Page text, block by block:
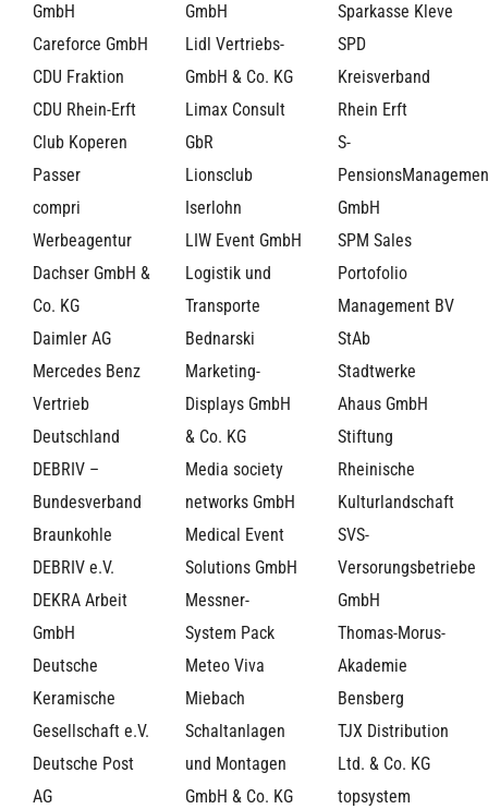
GmbH
Careforce GmbH
CDU Fraktion
CDU Rhein-Erft
Club Koperen
Passer
compri
Werbeagentur
Dachser GmbH &
Co. KG
Daimler AG
Mercedes Benz
Vertrieb
Deutschland
DEBRIV –
Bundesverband
Braunkohle
DEBRIV e.V.
DEKRA Arbeit
GmbH
Deutsche
Keramische
Gesellschaft e.V.
Deutsche Post
AG
GmbH
Lidl Vertriebs-
GmbH & Co. KG
Limax Consult
GbR
Lionsclub
Iserlohn
LIW Event GmbH
Logistik und
Transporte
Bednarski
Marketing-
Displays GmbH
& Co. KG
Media society
networks GmbH
Medical Event
Solutions GmbH
Messner-
System Pack
Meteo Viva
Miebach
Schaltanlagen
und Montagen
GmbH & Co. KG
Sparkasse Kleve
SPD
Kreisverband
Rhein Erft
S-
GmbH
SPM Sales
Portofolio
Management BV
StAb
Stadtwerke
Ahaus GmbH
Stiftung
Rheinische
Kulturlandschaft
SVS-
Versorungsbetriebe
GmbH
Thomas-Morus-
Akademie
Bensberg
TJX Distribution
Ltd. & Co. KG
topsystem